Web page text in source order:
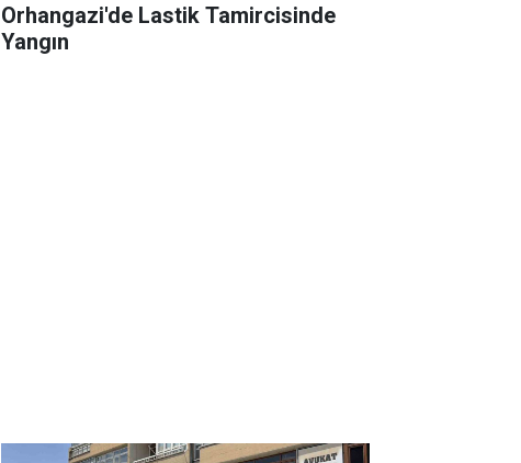
Orhangazi'de Lastik Tamircisinde
Yangın